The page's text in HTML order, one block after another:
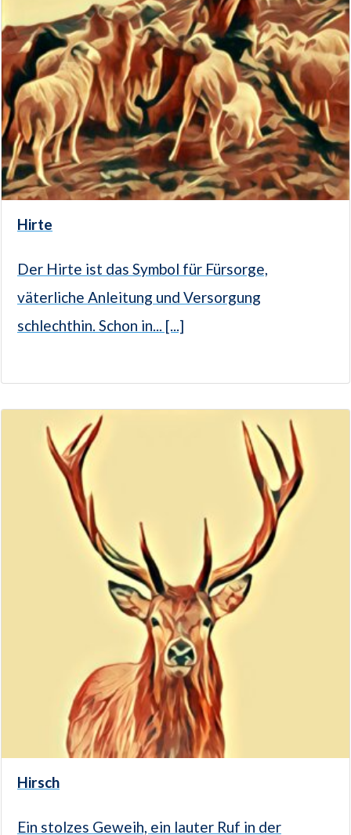
Hirte
Der Hirte ist das Symbol für Fürsorge,
väterliche Anleitung und Versorgung
schlechthin. Schon in... [...]
Hirsch
Ein stolzes Geweih, ein lauter Ruf in der